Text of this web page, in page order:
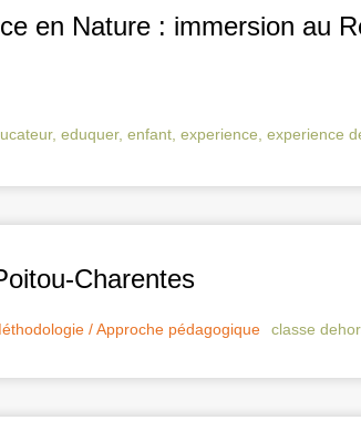
en Nature : immersion au
, eduquer, enfant, experience experience
Charentes
/ Approche pédagogique classe